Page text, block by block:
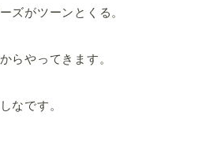
ズがツーンとくる。
らやってきます。
なです。